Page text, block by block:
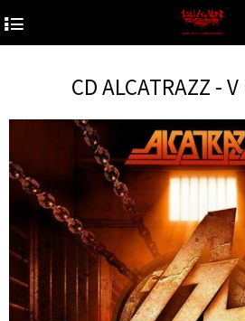
4
CD ALCATRAZZ -